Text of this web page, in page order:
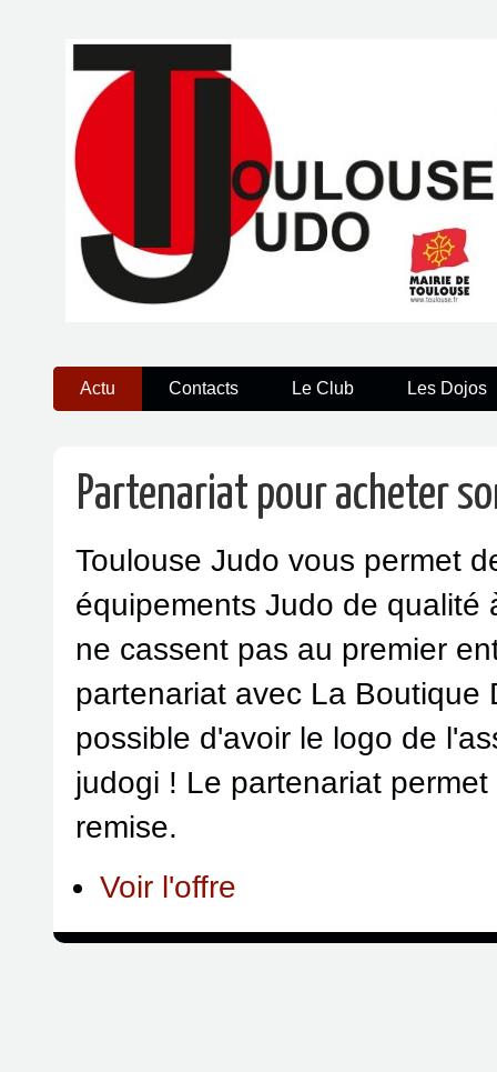
Actu Contacts Le Club Les Dojos
Partenariat pour acheter
Toulouse Judo vous permet
équipements Judo de qualité
ne cassent pas au premier
partenariat avec La Boutique
possible d'avoir le logo de
judogi ! Le partenariat
remise.
Voir l'offre